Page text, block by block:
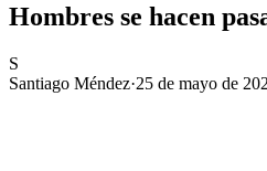
Hombres se hacen
S
Santiago Méndez·25 de mayo de